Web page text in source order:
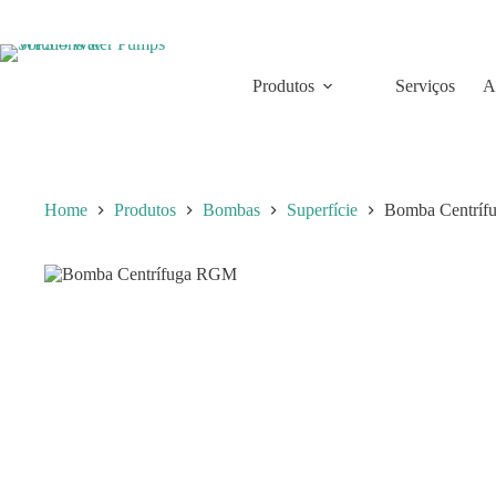
content
Produtos
Serviços
Home Produtos Bombas Superfície Bomba